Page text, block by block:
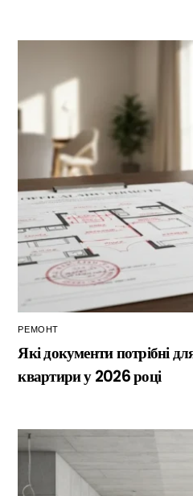
РЕМОНТ
Які документи потрібні
квартири у 2026 році